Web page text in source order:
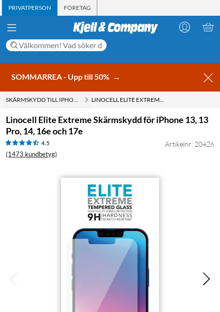
PRIVATPERSON FÖRETAG
SOMMARREA - Upp till 50% →
SKÄRMSKYDD TILL IPHONE 13 LINOCELL ELITE EXTREME SKÄRMSKYDD FÖR IPHONE 13, 13 PRO, 14, 16E OCH 17E
Linocell Elite Extreme Skärmskydd för iPhone 13, 13
Pro, 14, 16e och 17e
4.5
(1473 kundbetyg)
Artikelnr: 20426